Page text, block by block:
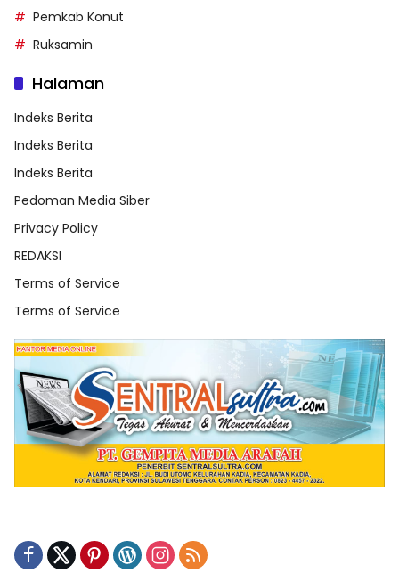
Pemkab Konut
Ruksamin
Halaman
Indeks Berita
Indeks Berita
Indeks Berita
Pedoman Media Siber
Privacy Policy
REDAKSI
Terms of Service
Terms of Service